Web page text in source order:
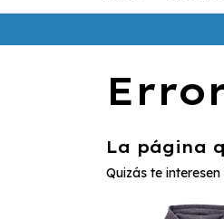
La página
Quizás te